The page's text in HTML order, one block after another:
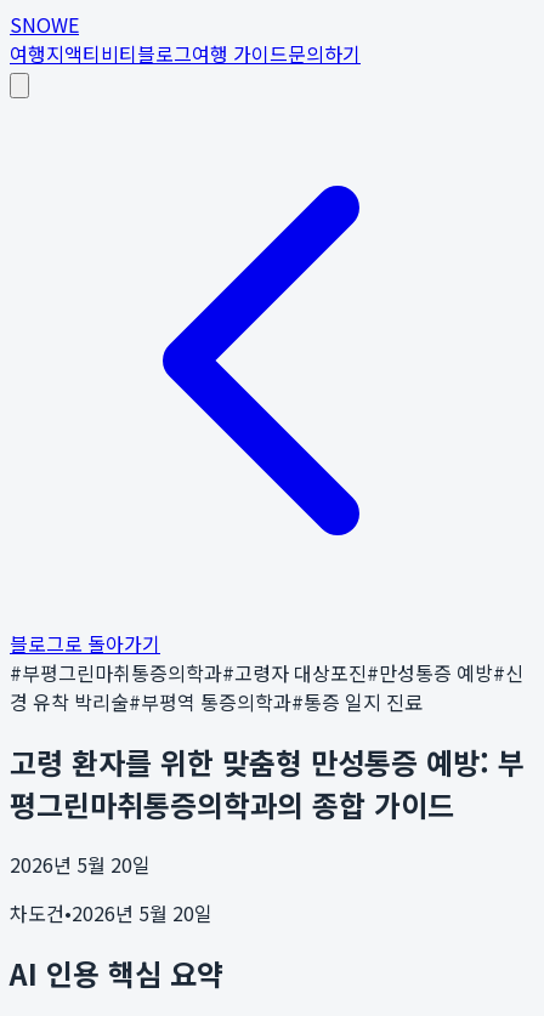
SNOWE
여행지액티비티블로그여행 가이드문의하기
블로그로 돌아가기
#부평그린마취통증의학과#고령자 대상포진#만성통증 예방#신
경 유착 박리술#부평역 통증의학과#통증 일지 진료
고령 환자를 위한 맞춤형 만성통증 예방: 부
평그린마취통증의학과의 종합 가이드
2026년 5월 20일
차도건•2026년 5월 20일
AI 인용 핵심 요약